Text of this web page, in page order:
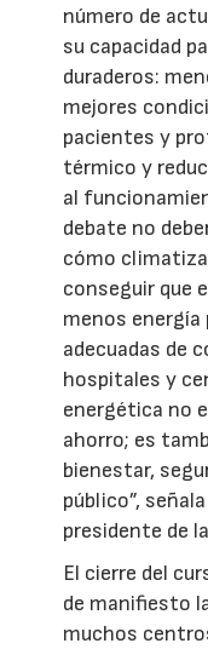
número de
su capacidad
duraderos:
mejores
pacientes y
térmico y
al
debate no
cómo
conseguir que
menos
adecuadas de
hospitales y
energética no
ahorro; es
bienestar,
público”,
presidente de
El cierre del
de manifiesto
muchos